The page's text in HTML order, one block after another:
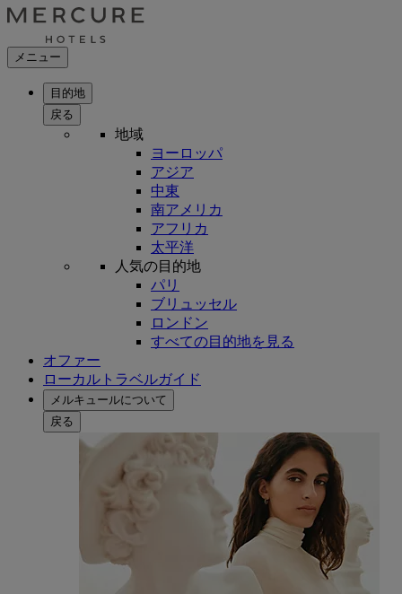
メニュー
目的地
戻る
地域
ヨーロッパ
アジア
中東
南アメリカ
アフリカ
太平洋
人気の目的地
パリ
ブリュッセル
ロンドン
すべての目的地を見る
オファー
ローカルトラベルガイド
メルキュールについて
戻る